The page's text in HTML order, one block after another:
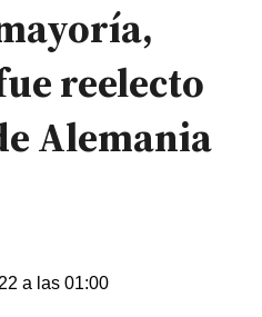
reelecto
Alemania
a las 01:00